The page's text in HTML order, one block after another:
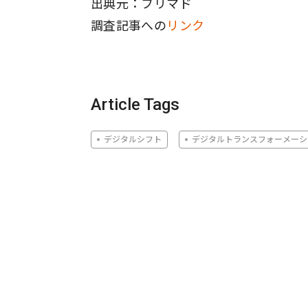
出典元：フリマド
調査記事への リンク
Article Tags
デジタルシフト デジタルトランスフォーメー